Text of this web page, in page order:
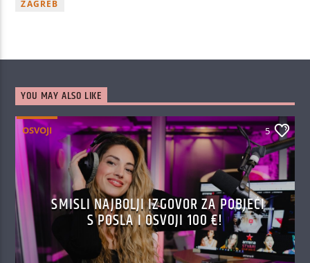
ZAGREB
YOU MAY ALSO LIKE
OSVOJI 5
SMISLI NAJBOLJI IZGOVOR ZA POBJEĆI
S POSLA I OSVOJI 100 €!